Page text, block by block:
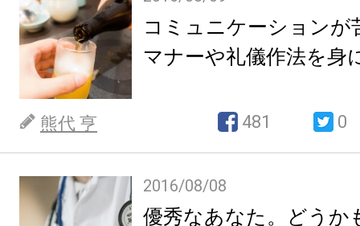
コミュニケーションが
マナーや礼儀作法を身
熊代 亨 481 0
2016/08/08
優秀なあなた。どうか